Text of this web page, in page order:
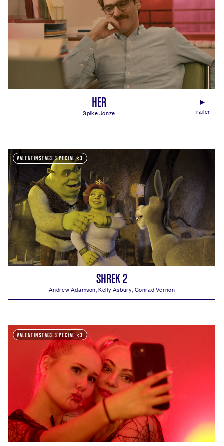
HER
Spike Jonze Trailer
Her Spielzeiten, Kino, Saal und Tickets:
VALENTINSTAGS SPECIAL <3
SHREK 2
Andrew Adamson, Kelly Asbury, Conrad Vernon
SHREK 2 (SHREK 2)
105minOV | ab 0 - empf. ab 6
Shrek 2 Spielzeiten, Kino, Saal und Tickets:
VALENTINSTAGS SPECIAL <3
SKINNY LOVE (EINSKONAR ÁST)
92minisländisches OmdU | ab 16 Jahren